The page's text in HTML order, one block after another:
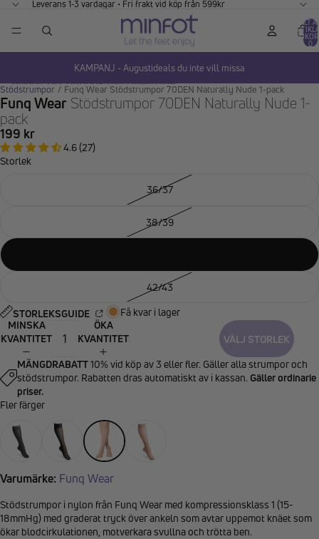
Leverans 1-3 vardagar • Fri frakt vid köp från 599kr
TOTALT
0
KAMPANJ - Augustideals du inte vill missa
HOPPA TILL PRODUKTINFORMATION
Stödstrumpor / Funq Wear Stödstrumpor 70DEN Naturally Nude 1-pack
Funq Wear Stödstrumpor 70DEN Naturally Nude 1-
pack
199 kr
4.6 (27)
Storlek
36/37
38/39
42/43
STORLEKSGUIDE
Få kvar i lager
MINSKA
KVANTITET
ÖKA
KVANTITET
VÄLJ STORLEK
MÄNGDRABATT10% vid köp av 3 eller fler. Gäller alla strumpor och
stödstrumpor. Rabatten dras automatiskt av i kassan. Gäller ordinarie
priser.
Fler färger
Varumärke: Funq Wear
Stödstrumpor i nylon från Funq Wear med kompressionsklass 1 (15-
18mmHg) med graderat tryck över ankeln som avtar uppemot knäet som
ökar blodcirkulationen, motverkara svullna och trötta ben.